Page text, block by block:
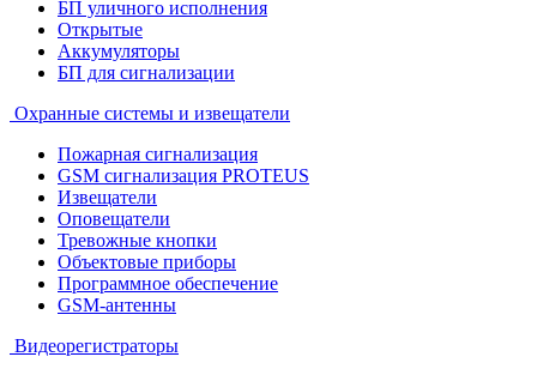
БП уличного исполнения
Открытые
Аккумуляторы
БП для сигнализации
Охранные системы и извещатели
Пожарная сигнализация
GSM сигнализация PROTEUS
Извещатели
Оповещатели
Тревожные кнопки
Объектовые приборы
Программное обеспечение
GSM-антенны
Видеорегистраторы